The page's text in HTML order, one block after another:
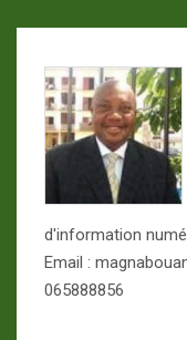
d'information
Email :
065888856